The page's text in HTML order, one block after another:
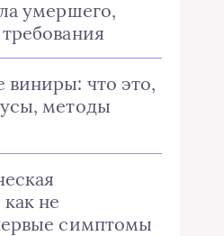
умершего,
что это,
методы
не
симптомы